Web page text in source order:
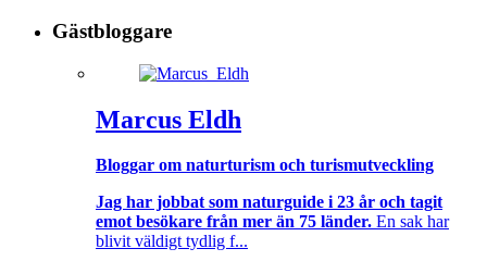
Gästbloggare
Marcus Eldh
Bloggar om naturturism och turismutveckling
Jag har jobbat som naturguide i 23 år och tagit
emot besökare från mer än 75 länder. En sak har
blivit väldigt tydlig f...